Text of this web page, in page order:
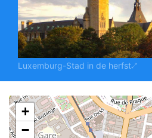
Luxemburg-Stad in de herfst
+
−